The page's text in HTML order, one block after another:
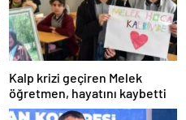
Kalp krizi geçiren Melek
öğretmen, hayatını kaybetti